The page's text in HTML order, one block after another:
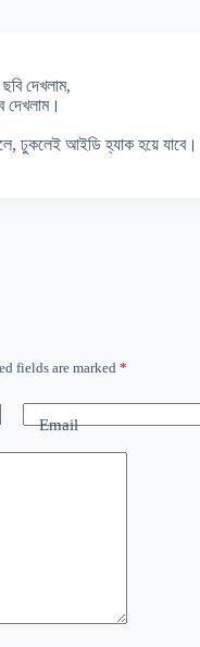
দেখলাম,
দেখলাম।
ঢুকলেই আইডি হ্যাক হয়ে যাবে।
fields are marked *
Email